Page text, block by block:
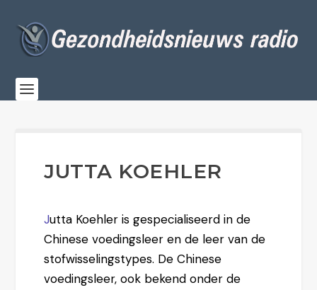
JUTTA KOEHLER
Jutta Koehler is gespecialiseerd in de
Chinese voedingsleer en de leer van de
stofwisselingstypes. De Chinese
voedingsleer, ook bekend onder de